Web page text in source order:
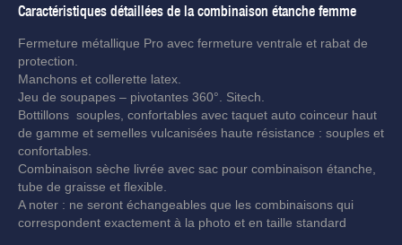
Caractéristiques détaillées de la combinaison étanche femme
Fermeture métallique Pro avec fermeture ventrale et rabat de
protection.
Manchons et collerette latex.
Jeu de soupapes – pivotantes 360°. Sitech.
Bottillons souples, confortables avec taquet auto coinceur haut
de gamme et semelles vulcanisées haute résistance : souples et
confortables.
Combinaison sèche livrée avec sac pour combinaison étanche,
tube de graisse et flexible.
A noter : ne seront échangeables que les combinaisons qui
correspondent exactement à la photo et en taille standard